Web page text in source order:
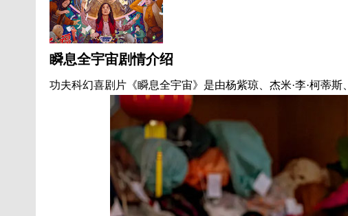
瞬息全宇宙剧情介绍
功夫科幻喜剧片《瞬息全宇宙》是由杨紫琼、杰米·李·柯蒂